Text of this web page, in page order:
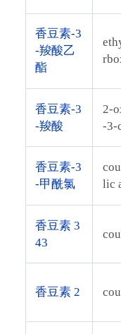
香豆素-3
-羧酸乙
酯
香豆素-3
-羧酸
2-
-3-
香豆素-3
-甲酰氯
lic
香豆素 3
43
香豆素 2